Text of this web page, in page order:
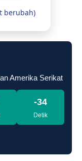
berubah)
Amerika Serikat
-34
Detik